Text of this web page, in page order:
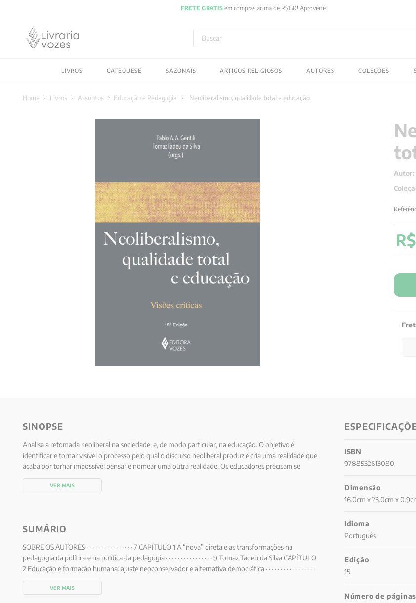
FRETE GRATISem compras acima de R$150! Aproveite
Buscar
LIVROS CATEQUESE SAZONAIS ARTIGOS RELIGIOSOS AUTORES COLEÇÕES
Livros Assuntos Educação e Pedagogia Neoliberalismo, qualidade total e educação
Autor:
R$
SINOPSE
Analisa a retomada neoliberal na sociedade, e, de modo particular, na educação. O objetivo é
identificar e tornar visível o processo pelo qual o discurso neoliberal produz e cria uma realidade que
acaba por tornar impossível pensar e nomear uma outra realidade. Os educadores precisam se
posicionar diante do atual contexto. Eles precisam se conscientizar que são trabalhadores culturais
envolvidos na produção de uma memória histórica e de sujeitos sociais que criam e recriam o espaço
VER MAIS
SUMÁRIO
SOBRE OS AUTORES · · · · · · · · · · · · · · · · 7 CAPÍTULO 1 A “nova” direta e as transformações na
pedagogia da política e na política da pedagogia · · · · · · · · · · · · · · · · 9 Tomaz Tadeu da Silva CAPÍTULO
2 Educação e formação humana: ajuste neoconservador e alternativa democrática · · · · · · · · · · · · · · · · ·
31 Gaudêncio Frigotto CAPÍTULO 3 O discurso da qualidade e a qualidade do discurso · · · · 93
Mariano Fernández Enguita CAPÍTULO 4 O discurso da “qualidade” como nova retórica
VER MAIS
ISBN
9788532613080
Dimensão
16.0cm x 23.0cm x
Idioma
Português
Edição
15
Número de páginas
2027
º pré venda
byung chul han
8º vozes bolso
9º santo agostinho